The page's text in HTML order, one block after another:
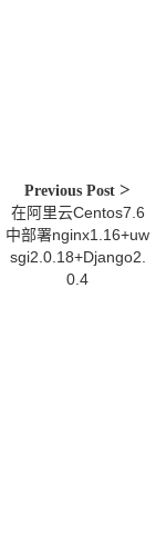
Previous Post
在阿里云Centos7.6
中部署nginx1.16+uw
sgi2.0.18+Django2.
0.4